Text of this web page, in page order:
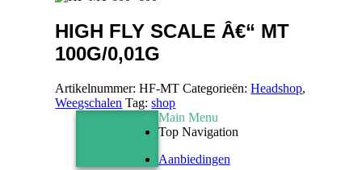
HIGH FLY SCALE Â€“ MT
100G/0,01G
Artikelnummer:HF-MT Categorieën:Headshop,
Weegschalen Tag:shop
Main Menu
Top Navigation
Aanbiedingen